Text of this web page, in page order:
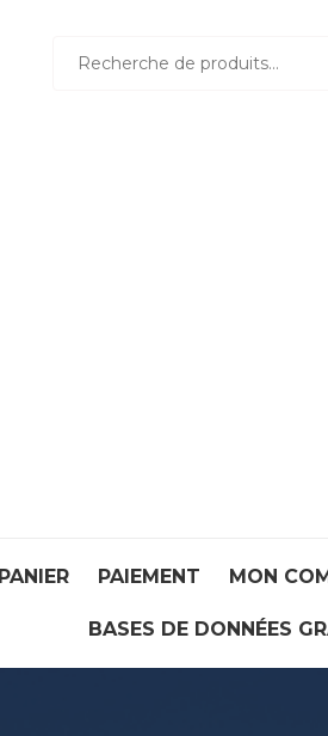
pour :
PANIER PAIEMENT MON
BASES DE DONNÉES